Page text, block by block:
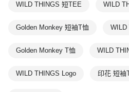
WILD THINGS 短TEE WILD
Golden Monkey 短袖T恤 WILD
Golden Monkey T恤 WILD
WILD THINGS Logo 印花 短袖